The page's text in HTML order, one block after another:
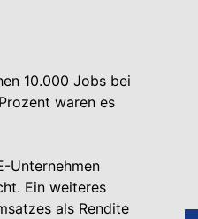
10.000 Jobs bei
waren es
Unternehmen
Ein weiteres
als Rendite